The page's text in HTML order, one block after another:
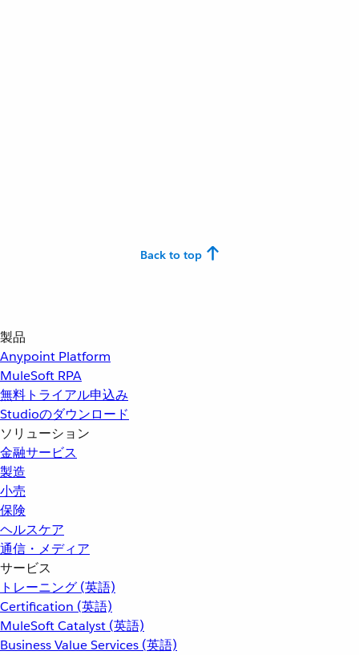
Back to top
製品
Anypoint Platform
MuleSoft RPA
無料トライアル申込み
Studioのダウンロード
ソリューション
金融サービス
製造
小売
保険
ヘルスケア
通信・メディア
サービス
トレーニング (英語)
Certification (英語)
MuleSoft Catalyst (英語)
Business Value Services (英語)